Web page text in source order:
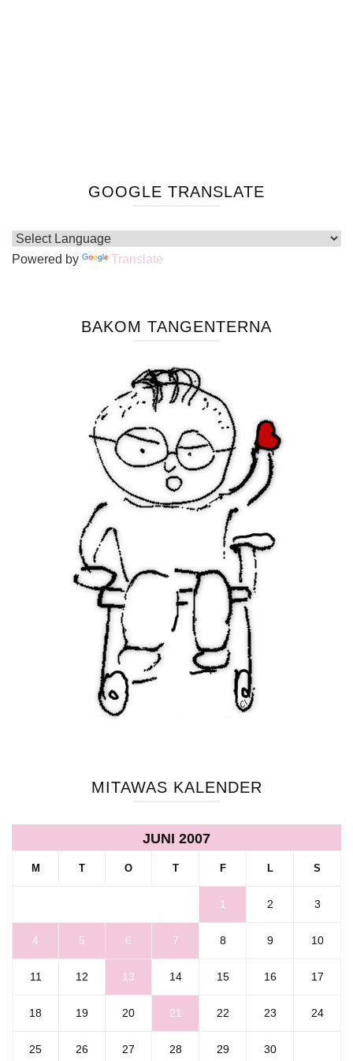
GOOGLE TRANSLATE
Powered by Translate
BAKOM TANGENTERNA
MITAWAS KALENDER
JUNI 2007
M T O T F L S
1 2 3
4 5 6 7 8 9 10
11 12 13 14 15 16 17
18 19 20 21 22 23 24
25 26 27 28 29 30